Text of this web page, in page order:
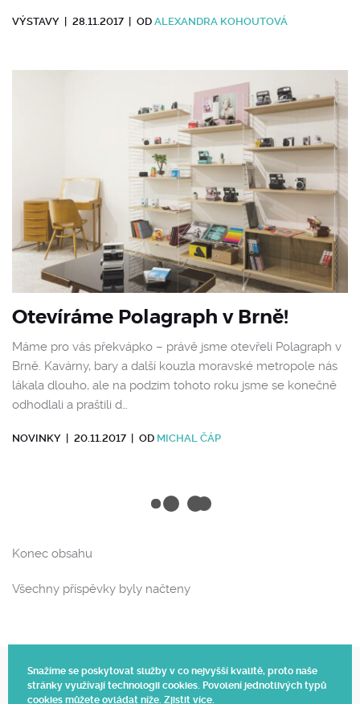
Snažíme se poskytovat služby v co nejvyšší kvalitě, proto naše
stránky využívají technologii cookies. Povolení jednotlivých typů
cookies můžete ovládat níže. Zjistit více.
VÝSTAVY 28.11.2017 OD ALEXANDRA KOHOUTOVÁ
Otevíráme Polagraph v Brně!
Máme pro vás překvápko – právě jsme otevřeli Polagraph v
Brně. Kavárny, bary a další kouzla moravské metropole nás
lákala dlouho, ale na podzim tohoto roku jsme se konečně
odhodlali a praštili d…
NOVINKY 20.11.2017 OD MICHAL ČÁP
Konec obsahu
Všechny příspěvky byly načteny
Web vytvořil Polagraph